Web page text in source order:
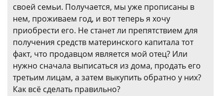
своей семьи. Получается, мы уже прописаны в
нем, проживаем год, и вот теперь я хочу
приобрести его. Не станет ли препятствием для
получения средств материнского капитала тот
факт, что продавцом является мой отец? Или
нужно сначала выписаться из дома, продать его
третьим лицам, а затем выкупить обратно у них?
Как всё сделать правильно?